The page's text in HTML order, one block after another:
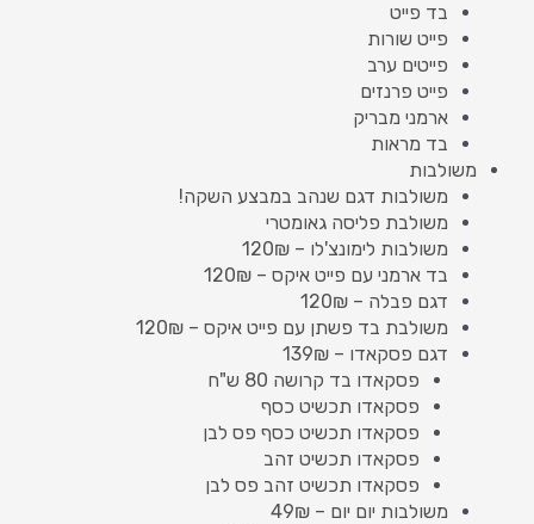
בד פייט
פייט שורות
פייטים ערב
פייט פרנזים
ארמני מבריק
בד מראות
משולבות
משולבות דגם שנהב במבצע השקה!
משולבת פליסה גאומטרי
משולבות לימונצ'לו – 120₪
בד ארמני עם פייט איקס – 120₪
דגם פבלה – 120₪
משולבת בד פשתן עם פייט איקס – 120₪
דגם פסקאדו – 139₪
פסקאדו בד קרושה 80 ש"ח
פסקאדו תכשיט כסף
פסקאדו תכשיט כסף פס לבן
פסקאדו תכשיט זהב
פסקאדו תכשיט זהב פס לבן
משולבות יום יום – 49₪